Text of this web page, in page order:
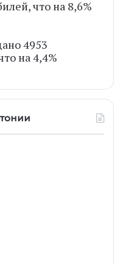
что на 8,6%
4953
на 4,4%